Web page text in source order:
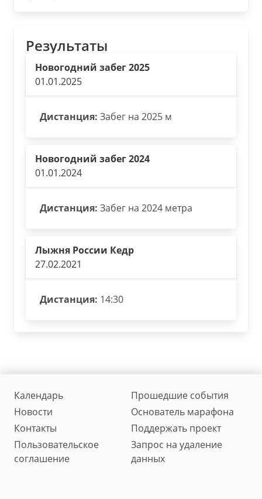
Результаты
Новогодний забег 2025
01.01.2025
Дистанция: Забег на 2025 м
Новогодний забег 2024
01.01.2024
Дистанция: Забег на 2024 метра
Лыжня России Кедр
27.02.2021
Дистанция: 14:30
Календарь
Прошедшие события
Новости
Основатель марафона
Контакты
Поддержать проект
Пользовательское
соглашение
Запрос на удаление
данных